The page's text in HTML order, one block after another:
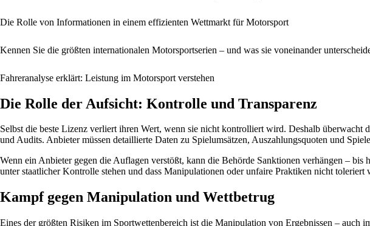
Die Rolle von Informationen in einem effizienten Wettmarkt für Motorsport
Kennen Sie die größten internationalen Motorsportserien – und was sie voneinander
Fahreranalyse erklärt: Leistung im Motorsport verstehen
Die Rolle der Aufsicht: Kontrolle und Transparenz
Selbst die beste Lizenz verliert ihren Wert, wenn sie nicht kontrolliert wird. Deshalb
und Audits. Anbieter müssen detaillierte Daten zu Spielumsätzen, Auszahlungsquoten und
Wenn ein Anbieter gegen die Auflagen verstößt, kann die Behörde Sanktionen verhängen –
unter staatlicher Kontrolle stehen und dass Manipulationen oder unfaire Praktiken nicht toleriert
Kampf gegen Manipulation und Wettbetrug
Eines der größten Risiken im Sportwettenbereich ist die Manipulation von Ergebnissen –